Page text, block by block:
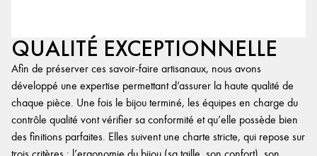
QUALITÉ EXCEPTIONNELLE
Afin de préserver ces savoir-faire artisanaux, nous avons
développé une expertise permettant d’assurer la haute qualité de
chaque pièce. Une fois le bijou terminé, les équipes en charge du
contrôle qualité vont vérifier sa conformité et qu’elle possède bien
des finitions parfaites. Elles suivent une charte stricte, qui repose sur